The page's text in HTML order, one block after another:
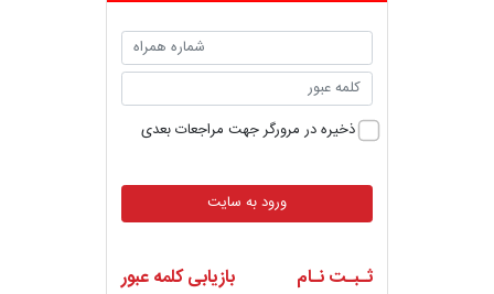
ذخیره در مرورگر جهت مراجعات بعدی
ورود به سایت
ثـبـت نـام بازیابی کلمه عبور